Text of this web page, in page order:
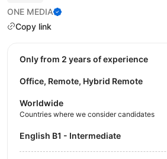
ONE MEDIA
Copy link
Only from 2 years of experience
Office, Remote, Hybrid Remote
Worldwide
Countries where we consider candidates
English B1 - Intermediate